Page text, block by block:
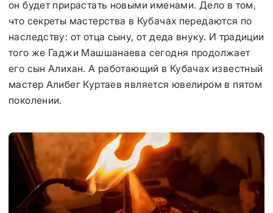
он будет прирастать новыми именами. Дело в том,
что секреты мастерства в Кубачах передаются по
наследству: от отца сыну, от деда внуку. И традиции
того же Гаджи Машшанаева сегодня продолжает
его сын Алихан. А работающий в Кубачах известный
мастер Алибег Куртаев является ювелиром в пятом
поколении.